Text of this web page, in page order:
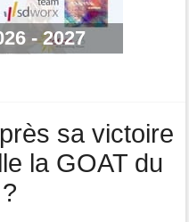
du monde de VTT
pub ni pop up : 9,99€
- 2027
sa victoire
la GOAT du